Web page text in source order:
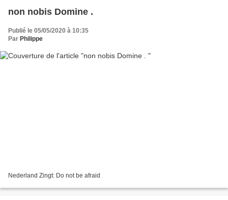
non nobis Domine .
Publié le 05/05/2020 à 10:35
Par Philippe
Nederland Zingt: Do not be afraid